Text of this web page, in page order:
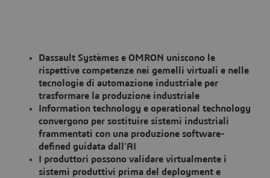
Dassault Systèmes e OMRON uniscono le
rispettive competenze nei gemelli virtuali e nelle
tecnologie di automazione industriale per
trasformare la produzione industriale
Information technology e operational technology
convergono per sostituire sistemi industriali
frammentati con una produzione software-
defined guidata dall’AI
I produttori possono validare virtualmente i
sistemi produttivi prima del deployment e